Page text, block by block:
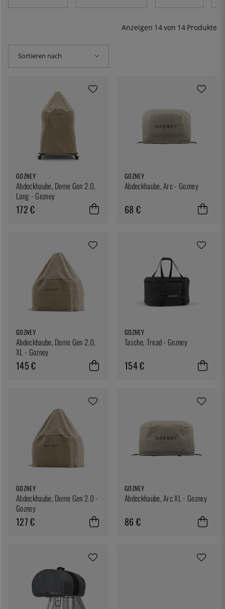
Hier haben wir unser Sortiment an Grillabdeckungen
Anzeigen 14von 14 Produkte
Sortieren nach
GOZNEY
Abdeckhaube, Dome Gen 2.0,
Lang - Gozney
172 €
GOZNEY
Abdeckhaube, Arc - Gozney
68 €
GOZNEY
Abdeckhaube, Dome Gen 2.0,
XL - Gozney
145 €
GOZNEY
Tasche, Tread - Gozney
154 €
GOZNEY
Abdeckhaube, Dome Gen 2.0 -
Gozney
127 €
GOZNEY
Abdeckhaube, Arc XL - Gozney
86 €